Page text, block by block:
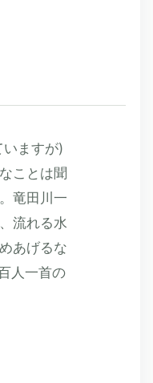
いますが)
ことは聞
竜田川一
流れる水
あげるな
人一首の